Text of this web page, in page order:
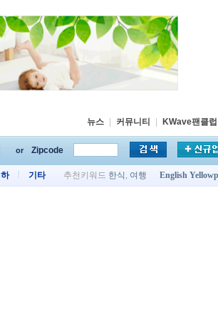
뉴스 커뮤니티 KWave팬클럽
or Zipcode
하 기타 추천키워드 한식 , 여행 English